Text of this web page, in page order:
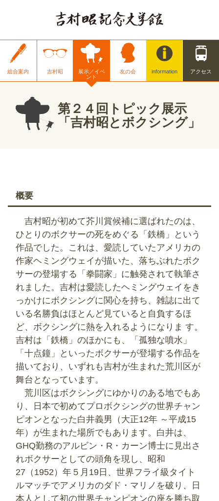
総合案内 吉村昭
展示／イベ
ント
友の会 information アクセス
第２４回トピック展示
「吉村昭とボクシング」
概要
吉村昭が初めて芥川賞候補に選ばれたのは、
ひとりのボクサーの死をめぐる「鉄橋」という
作品でした。これは、愛読していたアメリカの
作家ヘミングウェイが描いた、落ちぶれたボク
サーの登場する「拳闘家」に触発されて執筆さ
れました。吉村は愛読したヘミングウェイをき
っかけにボクシングに関心を持ち、雑誌に出て
いる名勝負はほとんど見ていると自負するほ
ど、ボクシングに熱を入れるようになりま す。
吉村は「鉄橋」のほかにも、「孤独な噴水」
「十点鐘」といったボクサーが登場する作品を
描いており、いずれも吉村が生まれた荒川区が
舞台となっています。
荒川区はボクシングにゆかりのある地でもあ
り、日本で初めてプロボクシングの世界チャン
ピオンとなった白井義男（大正12年 ～平成15
年）が生まれた場所でもあります。白井は、
GHQ勤務のアルビン・R・カーン博士に見出さ
れボクサーとしての頭角を現し、昭和
27（1952）年５月19日、世界フライ級タイト
ルマッチでアメリカのダド・マリノを破り、日
本人として初の世界チャンピオンの座を勝ち取